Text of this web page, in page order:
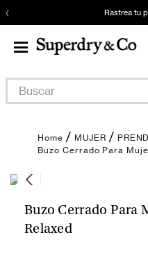
‹ Rastrea tu
Buscar
MUJER
Buzo Cerrado Para
Buzo Cerrado Para
Relaxed